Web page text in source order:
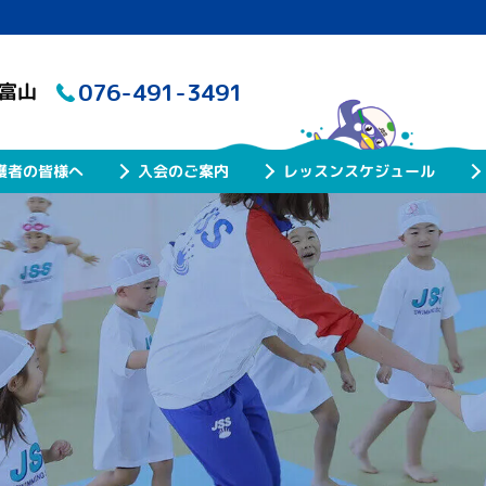
山 076-491-3491
者の皆様へ 入会のご案内 レッスンスケジュール